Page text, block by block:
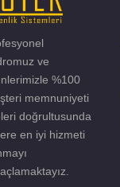
ve
%100
memnuniyeti
doğrultusunda
en iyi hizmeti